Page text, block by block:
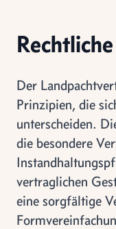
Der
Prinzipien, die
unterscheiden.
die besondere
vertraglichen
eine sorgfältige